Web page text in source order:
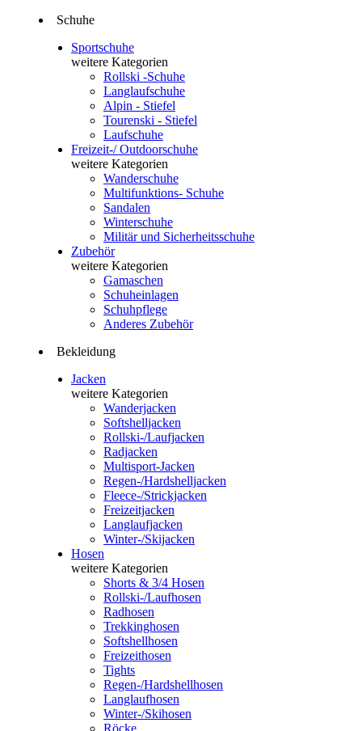
Schuhe
Sportschuhe
weitere Kategorien
Rollski -Schuhe
Langlaufschuhe
Alpin - Stiefel
Tourenski - Stiefel
Laufschuhe
Freizeit-/ Outdoorschuhe
weitere Kategorien
Wanderschuhe
Multifunktions- Schuhe
Sandalen
Winterschuhe
Militär und Sicherheitsschuhe
Zubehör
weitere Kategorien
Gamaschen
Schuheinlagen
Schuhpflege
Anderes Zubehör
Bekleidung
Jacken
weitere Kategorien
Wanderjacken
Softshelljacken
Rollski-/Laufjacken
Radjacken
Multisport-Jacken
Regen-/Hardshelljacken
Fleece-/Strickjacken
Freizeitjacken
Langlaufjacken
Winter-/Skijacken
Hosen
weitere Kategorien
Shorts & 3/4 Hosen
Rollski-/Laufhosen
Radhosen
Trekkinghosen
Softshellhosen
Freizeithosen
Tights
Regen-/Hardshellhosen
Langlaufhosen
Winter-/Skihosen
Röcke